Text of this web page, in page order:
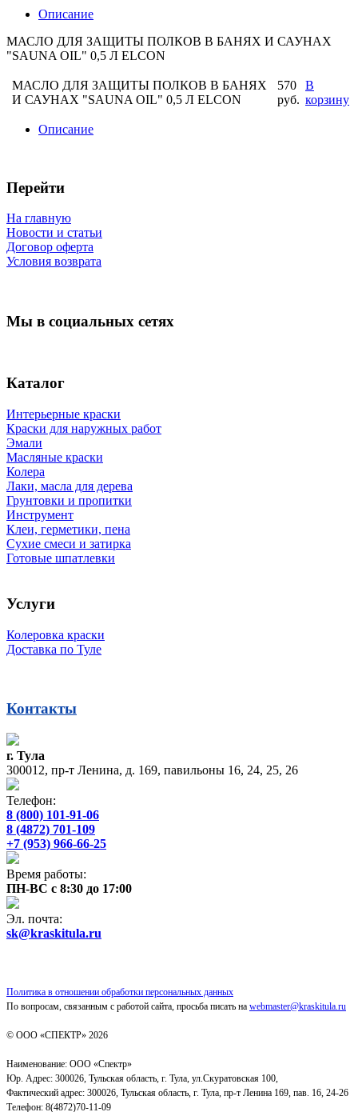
Описание
МАСЛО ДЛЯ ЗАЩИТЫ ПОЛКОВ В БАНЯХ И САУНАХ
"SAUNA OIL" 0,5 Л ELCON
МАСЛО ДЛЯ ЗАЩИТЫ ПОЛКОВ В БАНЯХ
И САУНАХ "SAUNA OIL" 0,5 Л ELCON
570
руб.
В
корзину
Описание
Перейти
На главную
Новости и статьи
Договор оферта
Условия возврата
Мы в социальных сетях
Каталог
Интерьерные краски
Краски для наружных работ
Эмали
Масляные краски
Колера
Лаки, масла для дерева
Грунтовки и пропитки
Инструмент
Клеи, герметики, пена
Сухие смеси и затирка
Готовые шпатлевки
Услуги
Колеровка краски
Доставка по Туле
Контакты
г. Тула
300012, пр-т Ленина, д. 169, павильоны 16, 24, 25, 26
Телефон:
8 (800) 101-91-06
8 (4872) 701-109
+7 (953) 966-66-25
Время работы:
ПН-ВС с 8:30 до 17:00
Эл. почта:
sk@kraskitula.ru
Политика в отношении обработки персональных данных
По вопросам, связанным с работой сайта, просьба писать на webmaster@kraskitula.ru
© ООО «СПЕКТР» 2026
Наименование: ООО «Спектр»
Юр. Адрес: 300026, Тульская область, г. Тула, ул.Скуратовская 100,
Фактический адрес: 300026, Тульская область, г. Тула, пр-т Ленина 169, пав. 16, 24-26
Телефон: 8(4872)70-11-09